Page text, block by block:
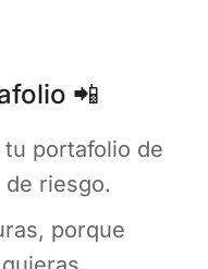
📲
portafolio de
riesgo.
porque